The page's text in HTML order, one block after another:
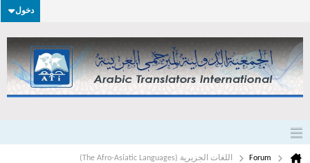
دخول
Forum اللغات الجزيرية (The Afro-Asiatic Languages)